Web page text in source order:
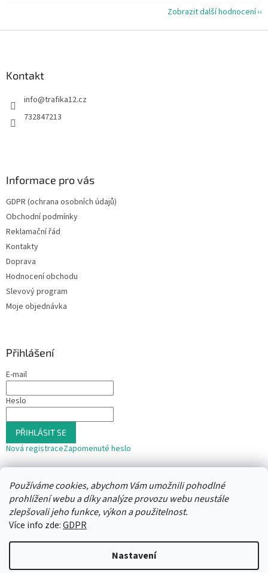
Používáme cookies, abychom Vám umožnili pohodlné
prohlížení webu a díky analýze provozu webu neustále
zlepšovali jeho funkce, výkon a použitelnost.
Více info zde:GDPR
Nastavení
Zobrazit další hodnocení
Kontakt
info@trafika12.cz
732847213
Informace pro vás
GDPR (ochrana osobních údajů)
Obchodní podmínky
Reklamační řád
Kontakty
Doprava
Hodnocení obchodu
Slevový program
Moje objednávka
Přihlášení
E-mail
Heslo
PŘIHLÁSIT SE
Nová registraceZapomenuté heslo
nebo
Přihlásit se přes Seznam